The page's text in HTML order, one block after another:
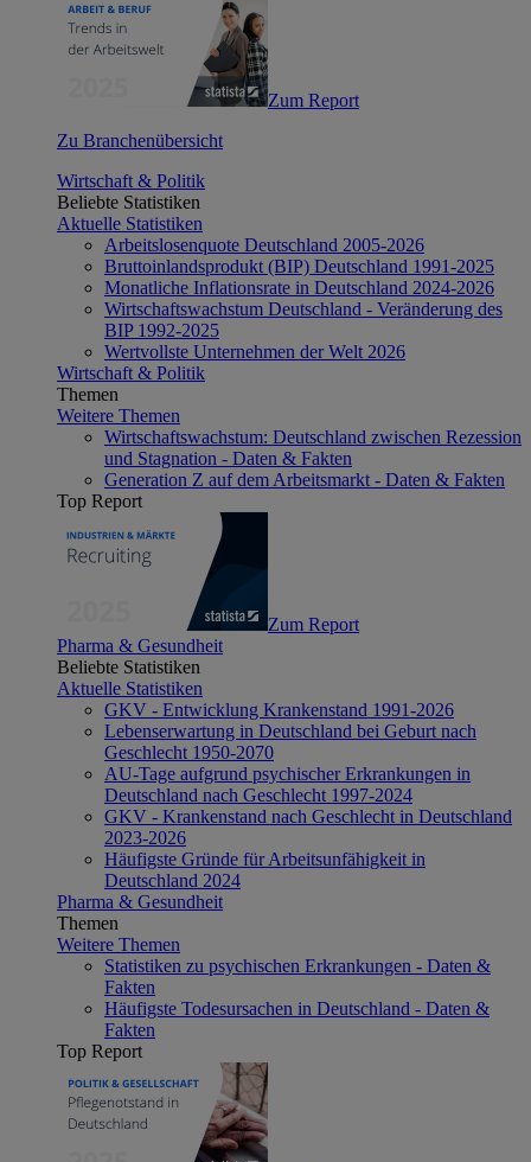
Zum Report
Zu Branchenübersicht
Wirtschaft & Politik
Beliebte Statistiken
Aktuelle Statistiken
Arbeitslosenquote Deutschland 2005-2026
Bruttoinlandsprodukt (BIP) Deutschland 1991-2025
Monatliche Inflationsrate in Deutschland 2024-2026
Wirtschaftswachstum Deutschland - Veränderung des
BIP 1992-2025
Wertvollste Unternehmen der Welt 2026
Wirtschaft & Politik
Themen
Weitere Themen
Wirtschaftswachstum: Deutschland zwischen Rezession
und Stagnation - Daten & Fakten
Generation Z auf dem Arbeitsmarkt - Daten & Fakten
Top Report
Zum Report
Pharma & Gesundheit
Beliebte Statistiken
Aktuelle Statistiken
GKV - Entwicklung Krankenstand 1991-2026
Lebenserwartung in Deutschland bei Geburt nach
Geschlecht 1950-2070
AU-Tage aufgrund psychischer Erkrankungen in
Deutschland nach Geschlecht 1997-2024
GKV - Krankenstand nach Geschlecht in Deutschland
2023-2026
Häufigste Gründe für Arbeitsunfähigkeit in
Deutschland 2024
Pharma & Gesundheit
Themen
Weitere Themen
Statistiken zu psychischen Erkrankungen - Daten &
Fakten
Häufigste Todesursachen in Deutschland - Daten &
Fakten
Top Report